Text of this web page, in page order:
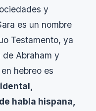
y
es un nombre
Testamento, ya
de Abraham y
hebreo es
habla hispana,